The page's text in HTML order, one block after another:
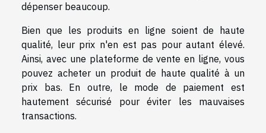
dépenser beaucoup.
Bien que les produits en ligne soient de haute
qualité, leur prix n'en est pas pour autant élevé.
Ainsi, avec une plateforme de vente en ligne, vous
pouvez acheter un produit de haute qualité à un
prix bas. En outre, le mode de paiement est
hautement sécurisé pour éviter les mauvaises
transactions.